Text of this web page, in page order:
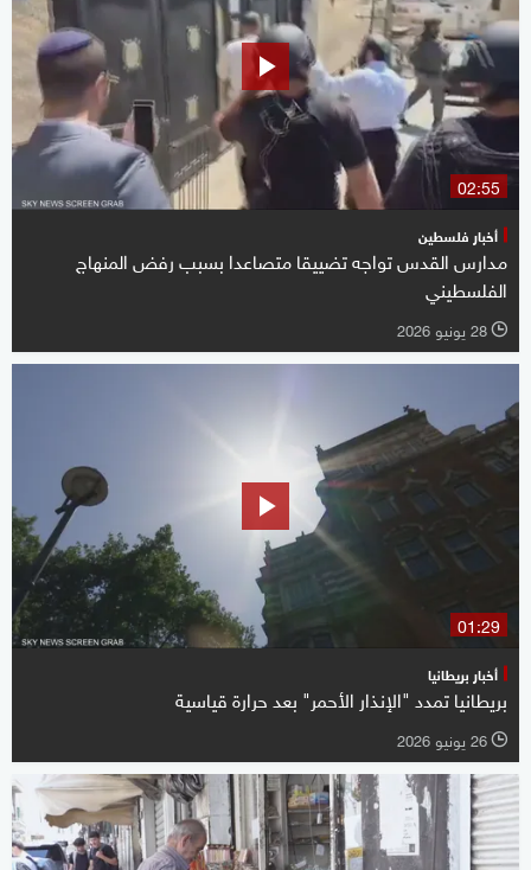
02:55
أخبار فلسطين
مدارس القدس تواجه تضييقا متصاعدا بسبب رفض المنهاج
الفلسطيني
l 28 يونيو 2026
01:29
أخبار بريطانيا
بريطانيا تمدد "الإنذار الأحمر" بعد حرارة قياسية
l 26 يونيو 2026